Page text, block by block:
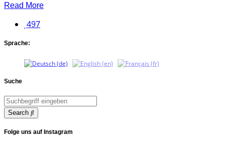
Read More
497
Sprache:
Suche
Search
Folge uns auf Instagram